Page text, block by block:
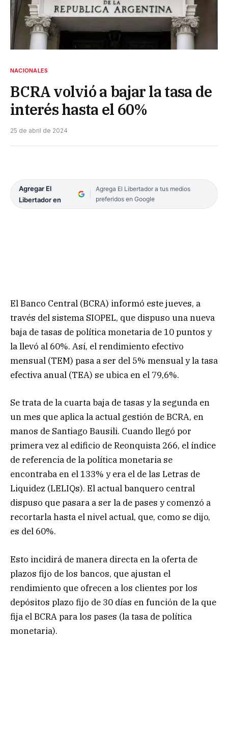
NACIONALES
BCRA volvió a bajar la tasa de
interés hasta el 60%
25 de abril de 2024
Agregar El
Libertador en
Agrega El Libertador a tus medios
preferidos en Google
El Banco Central (BCRA) informó este jueves, a
través del sistema SIOPEL, que dispuso una nueva
baja de tasas de política monetaria de 10 puntos y
la llevó al 60%. Así, el rendimiento efectivo
mensual (TEM) pasa a ser del 5% mensual y la tasa
efectiva anual (TEA) se ubica en el 79,6%.
Se trata de la cuarta baja de tasas y la segunda en
un mes que aplica la actual gestión de BCRA, en
manos de Santiago Bausili. Cuando llegó por
primera vez al edificio de Reonquista 266, el índice
de referencia de la política monetaria se
encontraba en el 133% y era el de las Letras de
Liquidez (LELIQs). El actual banquero central
dispuso que pasara a ser la de pases y comenzó a
recortarla hasta el nivel actual, que, como se dijo,
es del 60%.
Esto incidirá de manera directa en la oferta de
plazos fijo de los bancos, que ajustan el
rendimiento que ofrecen a los clientes por los
depósitos plazo fijo de 30 días en función de la que
fija el BCRA para los pases (la tasa de política
monetaria).